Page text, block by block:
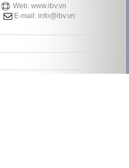
Web: www.ibv.vn
E-mail: info@ibv.vn